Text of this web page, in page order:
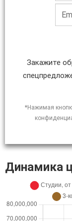
Закажите
*Нажимая
Динамика